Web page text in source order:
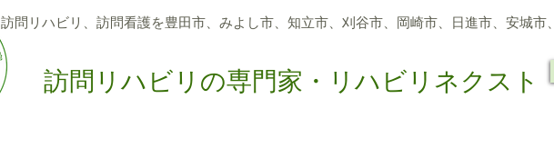
訪問リハビリ、訪問看護を豊田市、 みよし市、知立市、刈谷市、岡崎市、日進市、 安城市、
訪問リハビリの専門家・リハビリネクスト